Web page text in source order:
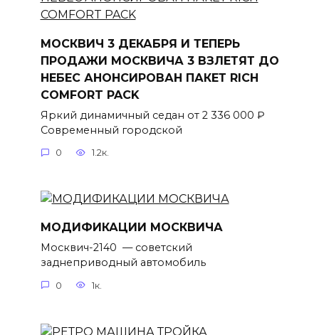
МОСКВИЧ 3 ДЕКАБРЯ И ТЕПЕРЬ
ПРОДАЖИ МОСКВИЧА 3 ВЗЛЕТЯТ ДО
НЕБЕС АНОНСИРОВАН ПАКЕТ RICH
COMFORT PACK
Яркий динамичный седан от 2 336 000 ₽
Современный городской
0 1.2к.
МОДИФИКАЦИИ МОСКВИЧА
Москвич-2140 — советский
заднеприводный автомобиль
0 1к.